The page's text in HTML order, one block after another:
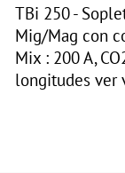
TBi 250 -
Mig/Mag con
Mix : 200 A,
longitudes ver